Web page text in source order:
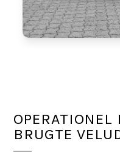
OPERATIONEL
BRUGTE